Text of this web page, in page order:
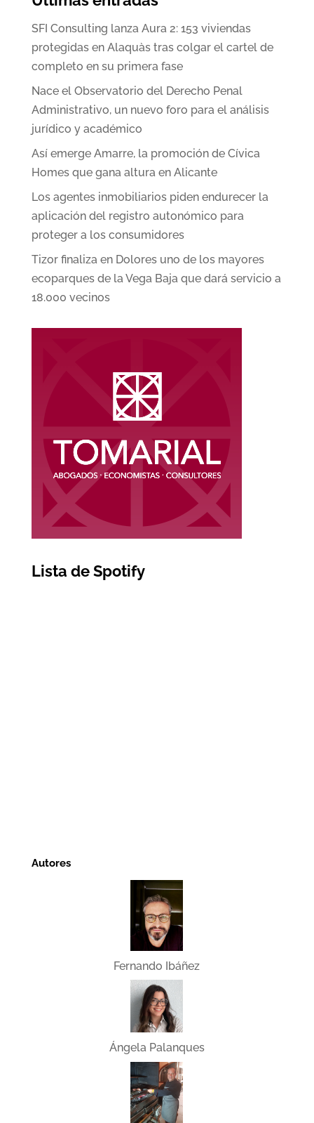
SFI Consulting lanza Aura 2: 153 viviendas
protegidas en Alaquàs tras colgar el cartel de
completo en su primera fase
Nace el Observatorio del Derecho Penal
Administrativo, un nuevo foro para el análisis
jurídico y académico
Así emerge Amarre, la promoción de Cívica
Homes que gana altura en Alicante
Los agentes inmobiliarios piden endurecer la
aplicación del registro autonómico para
proteger a los consumidores
Tizor finaliza en Dolores uno de los mayores
ecoparques de la Vega Baja que dará servicio a
18.000 vecinos
Lista de Spotify
Autores
Fernando Ibáñez
Ángela Palanques